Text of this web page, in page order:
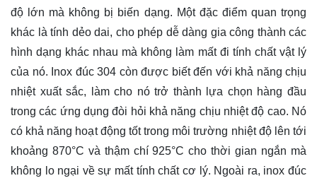
độ lớn mà không bị biến dạng. Một đặc điểm quan trọng
khác là tính dẻo dai, cho phép dễ dàng gia công thành các
hình dạng khác nhau mà không làm mất đi tính chất vật lý
của nó. Inox đúc 304 còn được biết đến với khả năng chịu
nhiệt xuất sắc, làm cho nó trở thành lựa chọn hàng đầu
trong các ứng dụng đòi hỏi khả năng chịu nhiệt độ cao. Nó
có khả năng hoạt động tốt trong môi trường nhiệt độ lên tới
khoảng 870°C và thậm chí 925°C cho thời gian ngắn mà
không lo ngại về sự mất tính chất cơ lý. Ngoài ra, inox đúc